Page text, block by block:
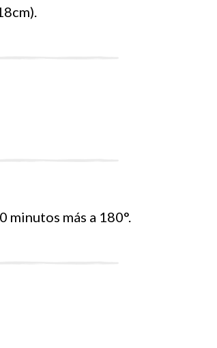
minutos más a 180°.